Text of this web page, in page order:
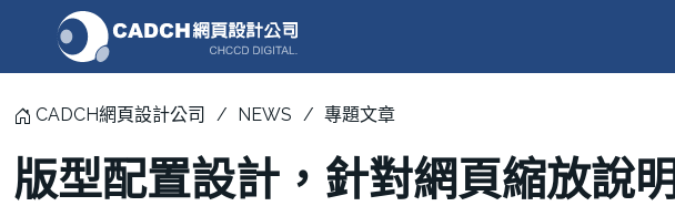
CADCH網頁設計公司 NEWS 專題文章
版型配置設計，針對網頁縮放說明